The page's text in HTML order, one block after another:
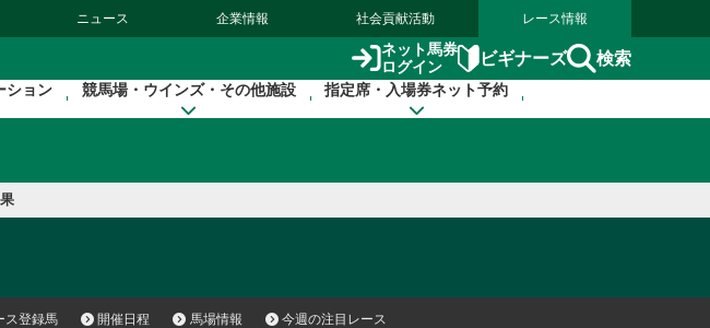
ニュース 企業情報 社会貢献活動 レース情報
ネット馬券
ログイン
ビギナーズ 検索
ション 競馬場・ウインズ・その他施設 指定席・入場券ネット予約
ス登録馬 開催日程 馬場情報 今週の注目レース